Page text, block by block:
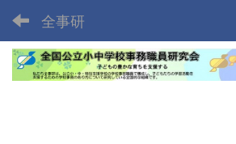
全事研